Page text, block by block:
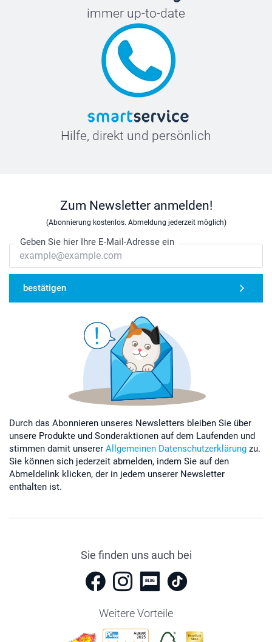
immer up-to-date
Hilfe, direkt und persönlich
Zum Newsletter anmelden!
(Abonnierung kostenlos. Abmeldung jederzeit möglich)
Geben Sie hier Ihre E-Mail-Adresse ein
bestätigen
Durch das Abonnieren unseres Newsletters bleiben Sie über
unsere Produkte und Sonderaktionen auf dem Laufenden und
stimmen damit unserer Allgemeinen Datenschutzerklärung zu.
Sie können sich jederzeit abmelden, indem Sie auf den
Abmeldelink klicken, der in jedem unserer Newsletter
enthalten ist.
Sie finden uns auch bei
Weitere Vorteile